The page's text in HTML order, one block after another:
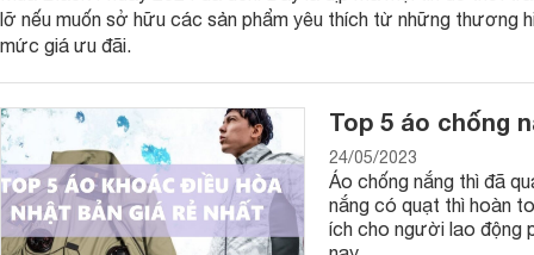
Để chọn được một chiếc ba lô nam thích hợp thì chúng ta
đẹp mà sản phẩm cần phải phù hợp với kiểu dáng và điều
có thể tham khảo:
Về thiết kế
Một chiếc ba lô nam tính thường có những kiểu dáng đơn
tính, độc đáo. Mẫu ba lô nam đơn giản được nhiều người
trường hợp, ngoài ra thì dễ dàng trong việc phối đồ. Tuy
chi tiết và hoa văn ngộ nghĩnh, theo trend,... để dùng đi
lỡ nếu muốn sở hữu các sản phẩm yêu thích từ những thương
mức giá ưu đãi.
Top 5 áo chống
24/05/2023
Áo chống nắng thì đã
nắng có quạt thì hoàn
ích cho người lao động